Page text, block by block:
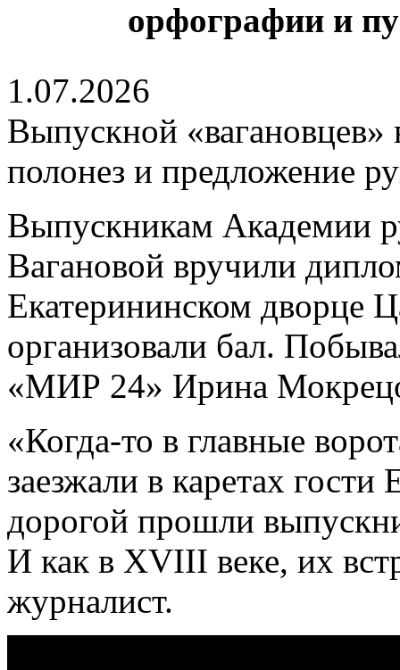
орфографии и
1.07.2026
Выпускной
полонез и предложение
Выпускникам Академии
Вагановой вручили
Екатерининском дворце
организовали бал.
«МИР 24» Ирина
«Когда-то в главные
заезжали в каретах
дорогой прошли
И как в XVIII веке, их
журналист.